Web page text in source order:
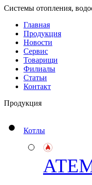
Системы отопления,
Главная
Продукция
Новости
Сервис
Товарищи
Филиалы
Статьи
Контакт
Продукция
Котлы